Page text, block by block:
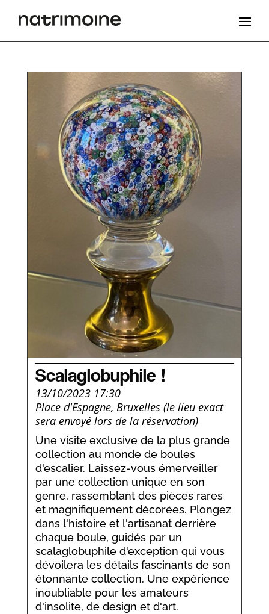
Scalaglobuphile !
13/10/2023 17:30
Place d'Espagne, Bruxelles (le lieu exact
sera envoyé lors de la réservation)
Une visite exclusive de la plus grande
collection au monde de boules
d'escalier. Laissez-vous émerveiller
par une collection unique en son
genre, rassemblant des pièces rares
et magnifiquement décorées. Plongez
dans l'histoire et l'artisanat derrière
chaque boule, guidés par un
scalaglobuphile d'exception qui vous
dévoilera les détails fascinants de son
étonnante collection. Une expérience
inoubliable pour les amateurs
d'insolite, de design et d'art.